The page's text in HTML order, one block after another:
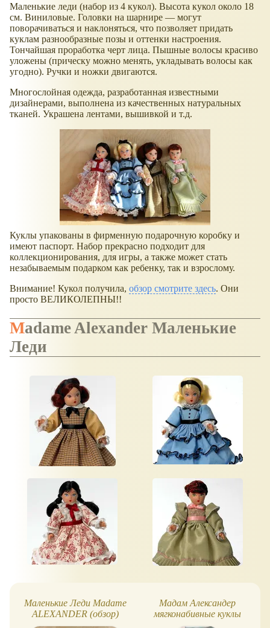
Маленькие леди (набор из 4 кукол). Высота кукол около 18
см. Виниловые. Головки на шарнире — могут
поворачиваться и наклоняться, что позволяет придать
куклам разнообразные позы и оттенки настроения.
Тончайшая проработка черт лица. Пышные волосы красиво
уложены (прическу можно менять, укладывать волосы как
угодно). Ручки и ножки двигаются.
Многослойная одежда, разработанная известными
дизайнерами, выполнена из качественных натуральных
тканей. Украшена лентами, вышивкой и т.д.
Куклы упакованы в фирменную подарочную коробку и
имеют паспорт. Набор прекрасно подходит для
коллекционирования, для игры, а также может стать
незабываемым подарком как ребенку, так и взрослому.
Внимание! Кукол получила, обзор смотрите здесь. Они
просто ВЕЛИКОЛЕПНЫ!!
Madame Alexander Маленькие
Леди
Маленькие Леди Madame
ALEXANDER (обзор)
Мадам Александер
мягконабивные куклы